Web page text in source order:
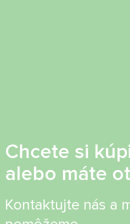
Chcete si
alebo máte
Kontaktujte nás a